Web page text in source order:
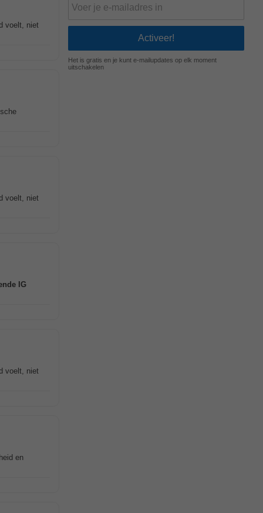
voelt, niet
voelt, niet
IG
voelt, niet
en
Het is gratis en je kunt e-mailupdates op elk moment
uitschakelen